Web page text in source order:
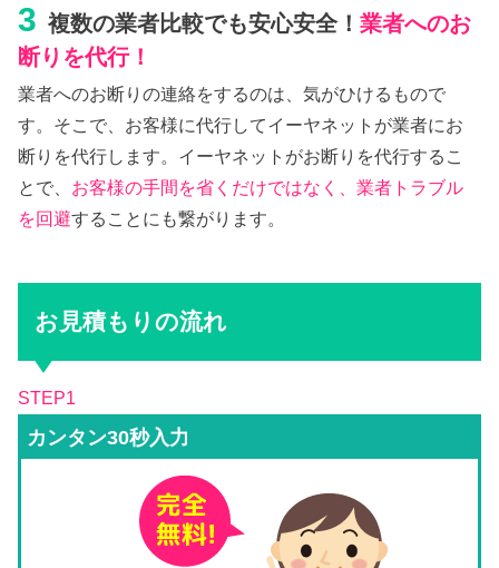
3 複数の業者比較でも安心安全！業者へのお
断りを代行！
業者へのお断りの連絡をするのは、気がひけるもので
す。そこで、お客様に代行してイーヤネットが業者にお
断りを代行します。イーヤネットがお断りを代行するこ
とで、 お客様の手間を省くだけではなく、業者トラブル
を回避することにも繋がります。
お見積もりの流れ
STEP1
カンタン30秒入力